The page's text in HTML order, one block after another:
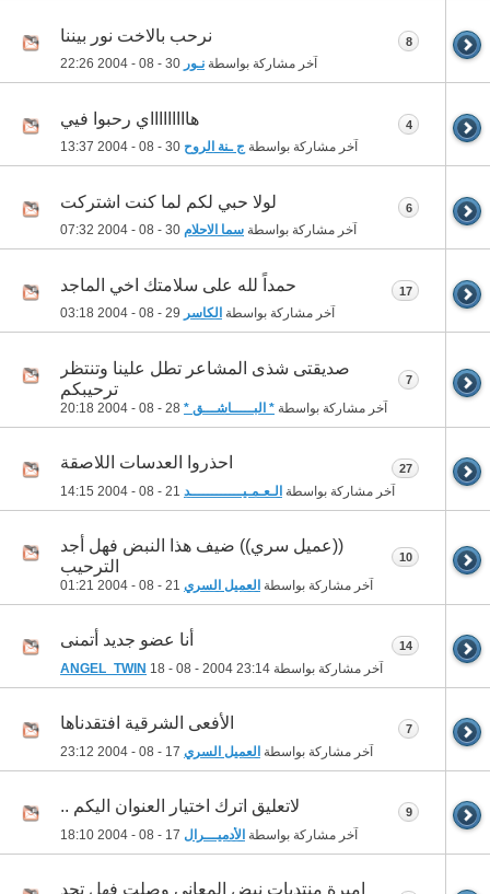
نرحب بالاخت نور بيننا
آخر مشاركة بواسطة نـور 22:26
8
هاااااااااي رحبوا فيي
آخر مشاركة بواسطة ج ـنة الروح 13:37
4
لولا حبي لكم لما كنت اشتركت
آخر مشاركة بواسطة سما الاحلام 07:32
6
حمداً لله على سلامتك اخي الماجد
آخر مشاركة بواسطة الكاسر 03:18
17
صديقتى شذى المشاعر تطل علينا وتنتظر
ترحيبكم
آخر مشاركة بواسطة * البـــــاشـــق * 20:18
7
احذروا العدسات اللاصقة
آخر مشاركة بواسطة الـعـمـيــــــــــــد 14:15
27
((عميل سري)) ضيف هذا النبض فهل أجد
الترحيب
آخر مشاركة بواسطة العميل السري 01:21
10
أنا عضو جديد أتمنى
آخر مشاركة بواسطة ANGEL_TWIN 18 - 08 - 2004 23:14
14
الأفعى الشرقية افتقدناها
آخر مشاركة بواسطة العميل السري 23:12
7
لاتعليق اترك اختيار العنوان اليكم ..
آخر مشاركة بواسطة الأدميـــرال 18:10
9
اميرة منتديات نبض المعاني وصلت فهل تجد